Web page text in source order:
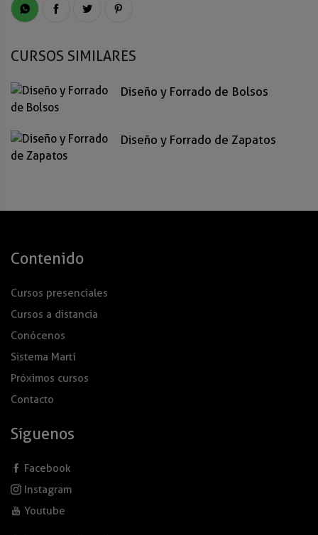
CURSOS SIMILARES
Diseño y Forrado de Bolsos
Diseño y Forrado de Zapatos
Contenido
Cursos presenciales
Cursos a distancia
Conócenos
Sistema Martí
Próximos cursos
Contacto
Síguenos
Facebook
Instagram
Youtube